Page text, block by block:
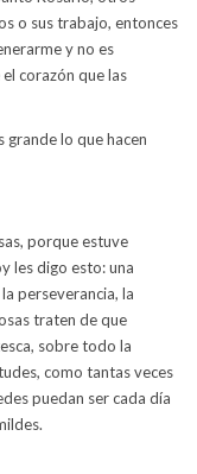
o sus trabajo, entonces
y no es
corazón que las
grande lo que hacen
porque estuve
les digo esto: una
perseverancia, la
traten de que
sobre todo la
como tantas veces
puedan ser cada día